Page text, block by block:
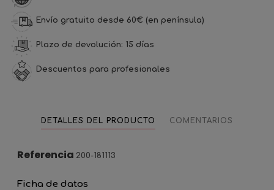
Envío gratuito desde 60€ (en península)
Plazo de devolución: 15 días
Descuentos para profesionales
DETALLES DEL PRODUCTO COMENTARIOS
Referencia 200-181113
Ficha de datos